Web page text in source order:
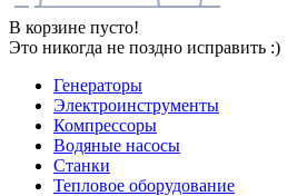
В корзине пусто!
Это никогда не поздно исправить :)
Генераторы
Электроинструменты
Компрессоры
Водяные насосы
Станки
Тепловое оборудование